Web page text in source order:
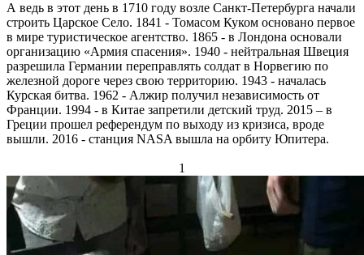
А ведь в этот день в 1710 году возле Санкт-Петербурга начали
строить Царское Село. 1841 - Томасом Куком основано первое
в мире туристическое агентство. 1865 - в Лондона основали
организацию «Армия спасения». 1940 - нейтральная Швеция
разрешила Германии переправлять солдат в Норвегию по
железной дороге через свою территорию. 1943 - началась
Курская битва. 1962 - Алжир получил независимость от
Франции. 1994 - в Китае запретили детский труд. 2015 – в
Греции прошел референдум по выходу из кризиса, вроде
вышли. 2016 - станция NASA вышла на орбиту Юпитера.
1